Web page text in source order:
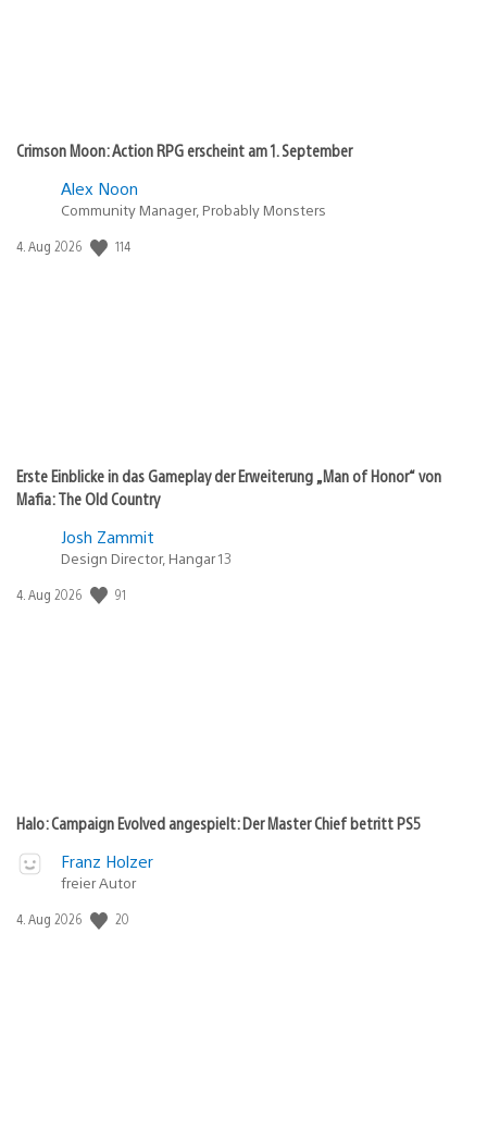
Crimson Moon: Action RPG erscheint am 1. September
Alex Noon
Community Manager, Probably Monsters
Veröffentlichungsdatum:
4. Aug 2026 114
Erste Einblicke in das Gameplay der Erweiterung „Man of Honor“ von
Mafia: The Old Country
Josh Zammit
Design Director, Hangar 13
Veröffentlichungsdatum:
4. Aug 2026 91
Halo: Campaign Evolved angespielt: Der Master Chief betritt PS5
Franz Holzer
freier Autor
Veröffentlichungsdatum:
4. Aug 2026 20